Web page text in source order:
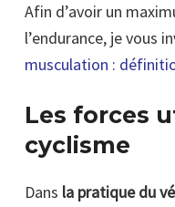
Afin d’avoir un
l’endurance, je vous
musculation :
Les forces
cyclisme
Dans la pratique du